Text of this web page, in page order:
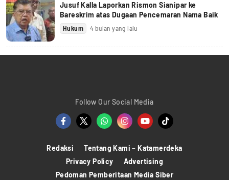
Jusuf Kalla Laporkan Rismon Sianipar ke
Bareskrim atas Dugaan Pencemaran Nama Baik
Hukum 4 bulan yang lalu
Follow Our Social Media
Redaksi
Tentang Kami – Katamerdeka
Privacy Policy
Advertising
Pedoman Pemberitaan Media Siber